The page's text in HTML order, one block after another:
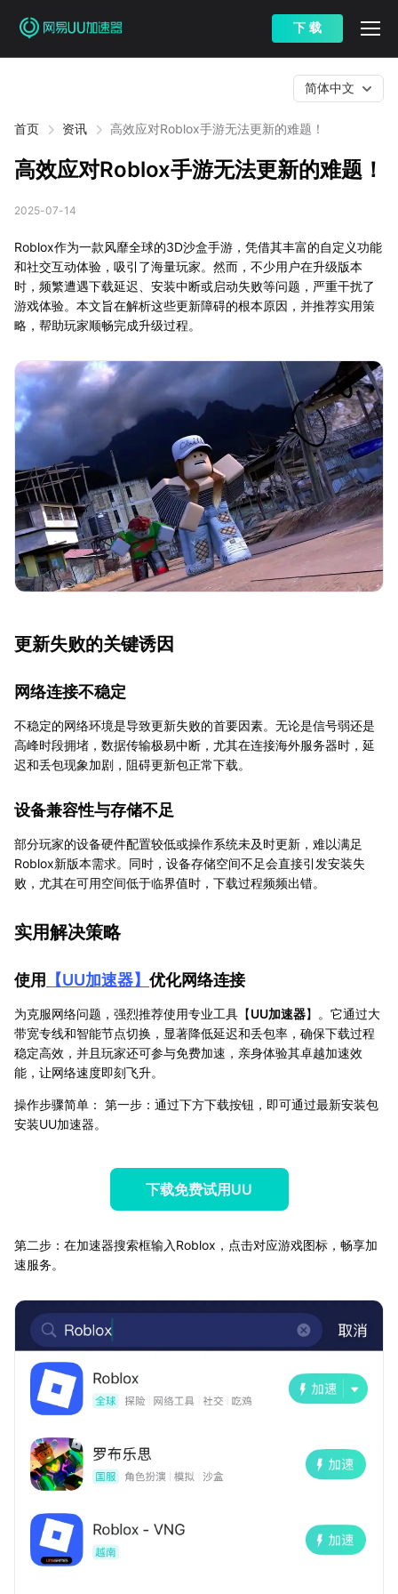
下 载
首页 资讯 高效应对Roblox手游无法更新的难题！
简体中文
高效应对Roblox手游无法更新的难题！
2025-07-14
Roblox作为一款风靡全球的3D沙盒手游，凭借其丰富的自定义功能
和社交互动体验，吸引了海量玩家。然而，不少用户在升级版本
时，频繁遭遇下载延迟、安装中断或启动失败等问题，严重干扰了
游戏体验。本文旨在解析这些更新障碍的根本原因，并推荐实用策
略，帮助玩家顺畅完成升级过程。
更新失败的关键诱因
网络连接不稳定
不稳定的网络环境是导致更新失败的首要因素。无论是信号弱还是
高峰时段拥堵，数据传输极易中断，尤其在连接海外服务器时，延
迟和丢包现象加剧，阻碍更新包正常下载。
设备兼容性与存储不足
部分玩家的设备硬件配置较低或操作系统未及时更新，难以满足
Roblox新版本需求。同时，设备存储空间不足会直接引发安装失
败，尤其在可用空间低于临界值时，下载过程频频出错。
实用解决策略
使用 【UU加速器】 优化网络连接
为克服网络问题，强烈推荐使用专业工具【UU加速器】。它通过大
带宽专线和智能节点切换，显著降低延迟和丢包率，确保下载过程
稳定高效，并且玩家还可参与免费加速，亲身体验其卓越加速效
能，让网络速度即刻飞升。
操作步骤简单： 第一步：通过下方下载按钮，即可通过最新安装包
安装UU加速器。
下载免费试用UU
第二步：在加速器搜索框输入Roblox，点击对应游戏图标，畅享加
速服务。